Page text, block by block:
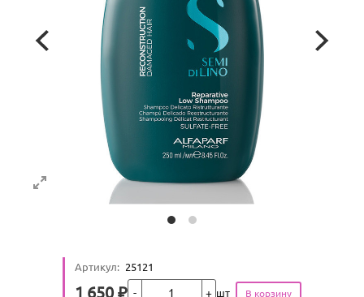
Артикул: 25121
1 650 ₽Кол-во шт